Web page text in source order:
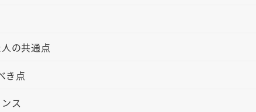
の共通点
き点
ス